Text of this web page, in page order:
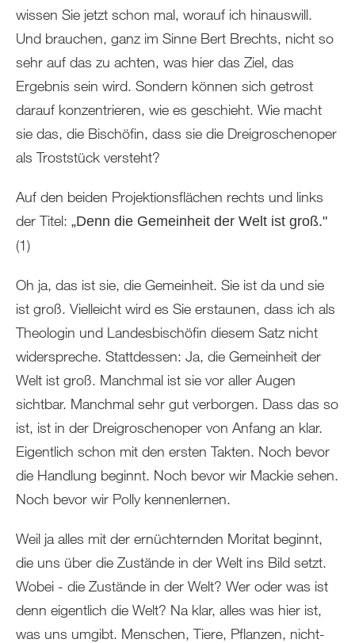
wissen Sie jetzt schon mal, worauf ich hinauswill.
Und brauchen, ganz im Sinne Bert Brechts, nicht so
sehr auf das zu achten, was hier das Ziel, das
Ergebnis sein wird. Sondern können sich getrost
darauf konzentrieren, wie es geschieht. Wie macht
sie das, die Bischöfin, dass sie die Dreigroschenoper
als Troststück versteht?
Auf den beiden Projektionsflächen rechts und links
der Titel: „Denn die Gemeinheit der Welt ist groß."
(1)
Oh ja, das ist sie, die Gemeinheit. Sie ist da und sie
ist groß. Vielleicht wird es Sie erstaunen, dass ich als
Theologin und Landesbischöfin diesem Satz nicht
widerspreche. Stattdessen: Ja, die Gemeinheit der
Welt ist groß. Manchmal ist sie vor aller Augen
sichtbar. Manchmal sehr gut verborgen. Dass das so
ist, ist in der Dreigroschenoper von Anfang an klar.
Eigentlich schon mit den ersten Takten. Noch bevor
die Handlung beginnt. Noch bevor wir Mackie sehen.
Noch bevor wir Polly kennenlernen.
Weil ja alles mit der ernüchternden Moritat beginnt,
die uns über die Zustände in der Welt ins Bild setzt.
Wobei - die Zustände in der Welt? Wer oder was ist
denn eigentlich die Welt? Na klar, alles was hier ist,
was uns umgibt. Menschen, Tiere, Pflanzen, nicht-